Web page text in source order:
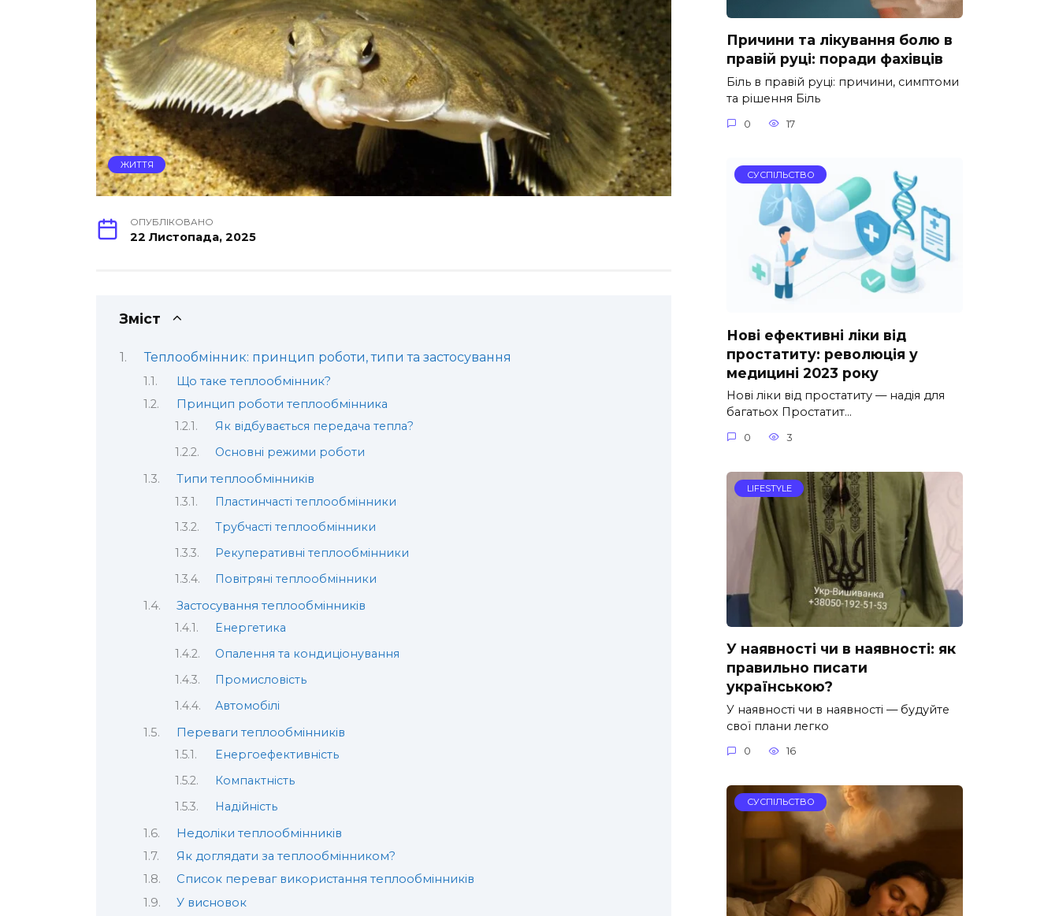
ЖИТТЯ
ОПУБЛІКОВАНО
22 Листопада, 2025
Зміст
Теплообмінник: принцип роботи, типи та застосування
Що таке теплообмінник?
Принцип роботи теплообмінника
Як відбувається передача тепла?
Основні режими роботи
Типи теплообмінників
Пластинчасті теплообмінники
Трубчасті теплообмінники
Рекуперативні теплообмінники
Повітряні теплообмінники
Застосування теплообмінників
Енергетика
Опалення та кондиціонування
Промисловість
Автомобілі
Переваги теплообмінників
Енергоефективність
Компактність
Надійність
Недоліки теплообмінників
Як доглядати за теплообмінником?
Список переваг використання теплообмінників
У висновок
Причини та лікування болю в
правій руці: поради фахівців
Біль в правій руці: причини, симптоми
та рішення Біль
0 17
СУСПІЛЬСТВО
Нові ефективні ліки від
простатиту: революція у
медицині 2023 року
Нові ліки від простатиту — надія для
багатьох Простатит…
0 3
LIFESTYLE
У наявності чи в наявності: як
правильно писати
українською?
У наявності чи в наявності — будуйте
свої плани легко
0 16
СУСПІЛЬСТВО